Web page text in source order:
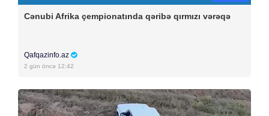
Cənubi Afrika çempionatında qəribə qırmızı vərəqə
Qafqazinfo.az
2 gün öncə 12:42